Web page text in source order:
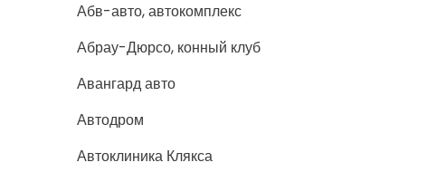
Абв-авто, автокомплекс
Абрау-Дюрсо, конный клуб
Авангард авто
Автодром
Автоклиника Клякса